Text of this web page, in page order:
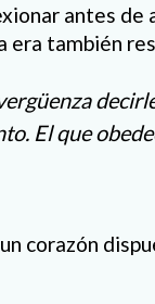
antes de
era también
El que
corazón